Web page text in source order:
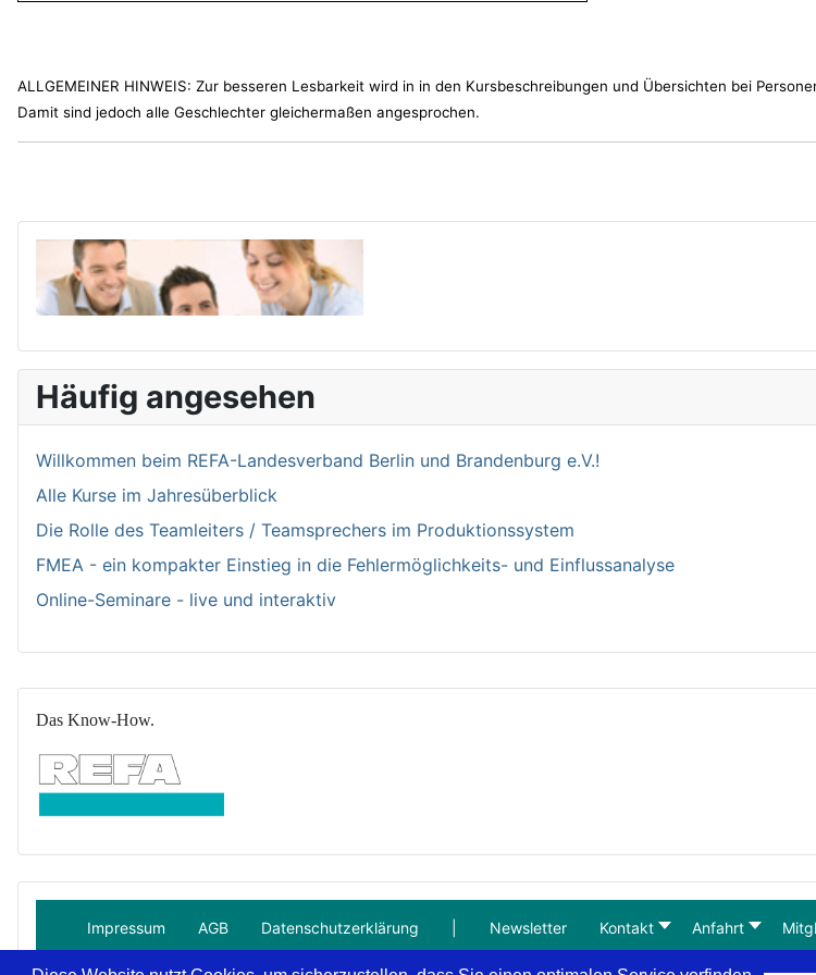
Das Know-How.
ALLGEMEINER HINWEIS: Zur besseren Lesbarkeit wird in in den Kursbeschreibungen und Übersichten bei
Damit sind jedoch alle Geschlechter gleichermaßen angesprochen.
Häufig angesehen
Willkommen bei­m REFA-Landesverband Berlin und Brandenburg e.V.!
Alle Kurse im Jahresüberblick
Die Rolle des Teamleiters / Teamsprechers im Produktionssystem
FMEA - ein kompakter Einstieg in die Fehlermöglichkeits- und Einflussanalyse
Online-Seminare - live und interaktiv
Impressum AGB Datenschutzerklärung Newsletter Kontakt Anfahrt